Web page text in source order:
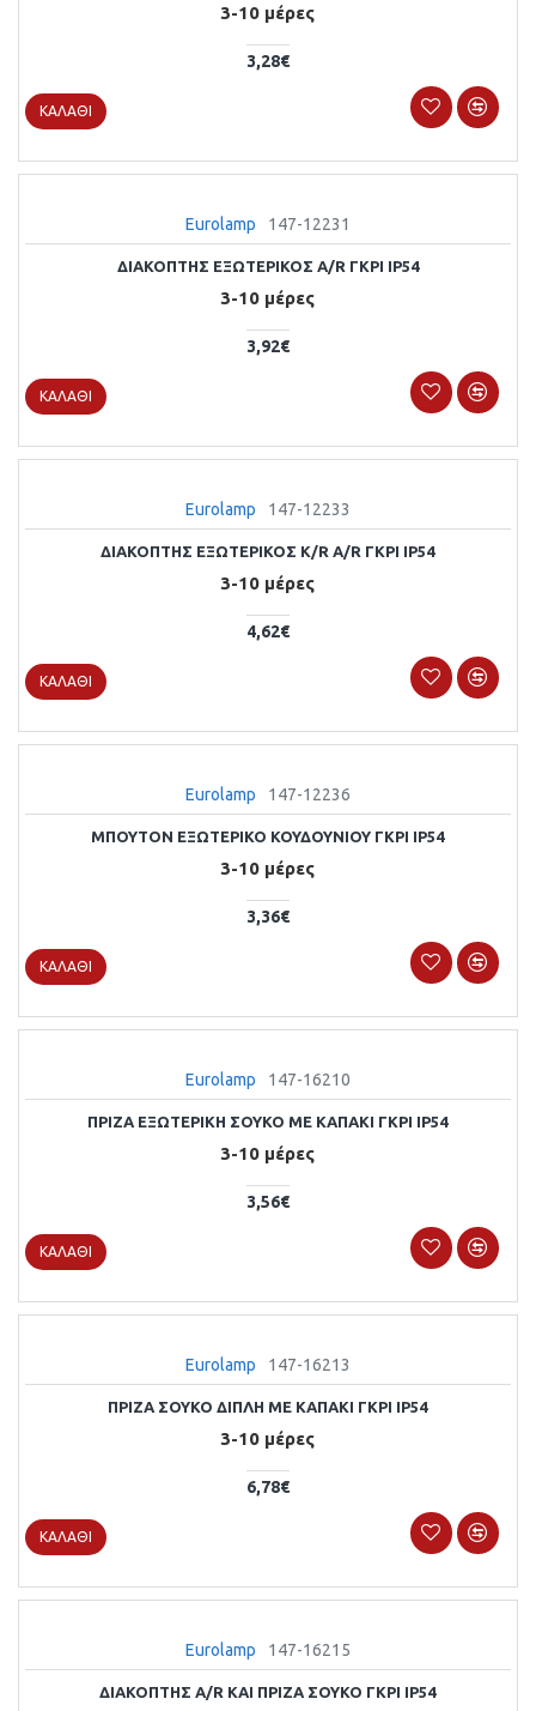
3-10 μέρες
3,28€
ΚΑΛΆΘΙ
Eurolamp 147-12231
ΔΙΑΚΟΠΤΗΣ ΕΞΩΤΕΡΙΚΟΣ Α/R ΓΚΡΙ ΙΡ54
3-10 μέρες
3,92€
ΚΑΛΆΘΙ
Eurolamp 147-12233
ΔΙΑΚΟΠΤΗΣ ΕΞΩΤΕΡΙΚΟΣ K/R Α/R ΓΚΡΙ IP54
3-10 μέρες
4,62€
ΚΑΛΆΘΙ
Eurolamp 147-12236
ΜΠΟΥΤΟΝ ΕΞΩΤΕΡΙΚΟ ΚΟΥΔΟΥΝΙΟΥ ΓΚΡΙ ΙΡ54
3-10 μέρες
3,36€
ΚΑΛΆΘΙ
Eurolamp 147-16210
ΠΡΙΖΑ ΕΞΩΤΕΡΙΚΗ ΣΟΥΚΟ ΜΕ ΚΑΠΑΚΙ ΓΚΡΙ ΙΡ54
3-10 μέρες
3,56€
ΚΑΛΆΘΙ
Eurolamp 147-16213
ΠΡΙΖΑ ΣΟΥΚΟ ΔΙΠΛΗ ΜΕ ΚΑΠΑΚΙ ΓΚΡΙ ΙP54
3-10 μέρες
6,78€
ΚΑΛΆΘΙ
Eurolamp 147-16215
ΔΙΑΚΟΠΤΗΣ Α/R KAI ΠΡΙΖΑ ΣΟΥΚΟ ΓΚΡΙ IP54